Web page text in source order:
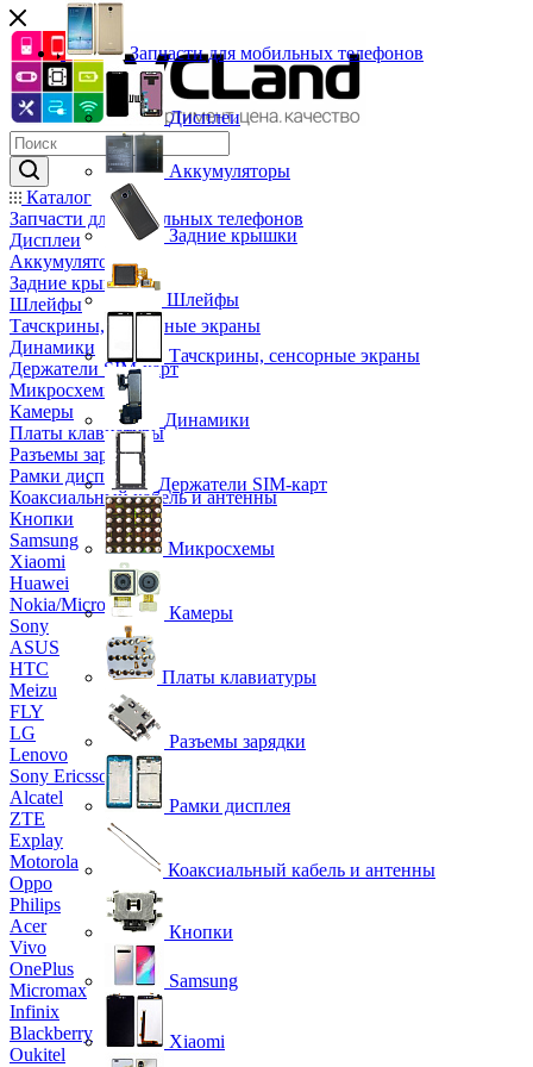
Каталог
Запчасти для мобильных телефонов
Дисплеи
Аккумуляторы
Задние крышки
Шлейфы
Тачскрины, сенсорные экраны
Динамики
Держатели SIM-карт
Микросхемы
Камеры
Платы клавиатуры
Разъемы зарядки
Рамки дисплея
Коаксиальный кабель и антенны
Кнопки
Samsung
Xiaomi
Huawei
Nokia/Microsoft
Sony
ASUS
HTC
Meizu
FLY
LG
Lenovo
Sony Ericsson
Alcatel
ZTE
Explay
Motorola
Oppo
Philips
Acer
Vivo
OnePlus
Micromax
Infinix
Blackberry
Oukitel
Запчасти для мобильных телефонов
Дисплеи
Аккумуляторы
Задние крышки
Шлейфы
Тачскрины, сенсорные экраны
Динамики
Держатели SIM-карт
Микросхемы
Камеры
Платы клавиатуры
Разъемы зарядки
Рамки дисплея
Коаксиальный кабель и антенны
Кнопки
Samsung
Xiaomi